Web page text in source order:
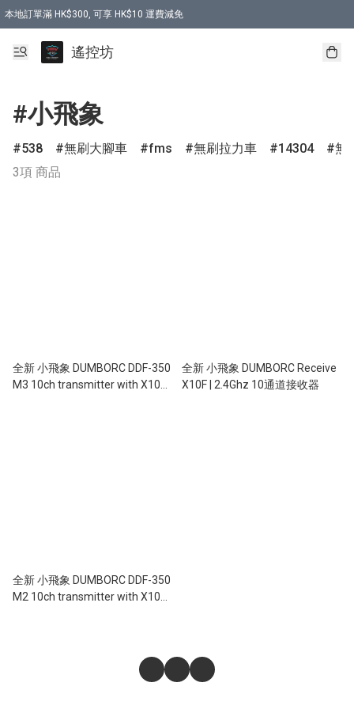
本地訂單滿 HK$300, 可享 HK$10 運費減免
購買 7.6V 6500mah 70C 電池 送 7.6V USB充電器
遙控坊
#小飛象
538 無刷大腳車 fms 無刷拉力車 14304
無
3項 商品
全新 小飛象 DUMBORC DDF-350
M3 10ch transmitter with X10F |
全新 小飛象 DUMBORC Receive
X10F | 2.4Ghz 10通道接收器
全新 小飛象 DUMBORC DDF-350
M2 10ch transmitter with X10F |